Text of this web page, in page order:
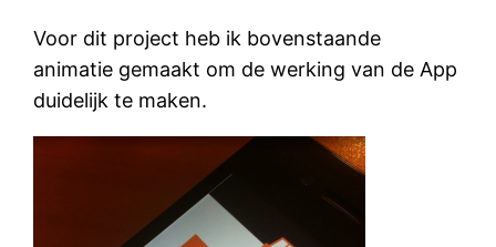
Voor dit project heb ik bovenstaande
animatie gemaakt om de werking van de App
duidelijk te maken.